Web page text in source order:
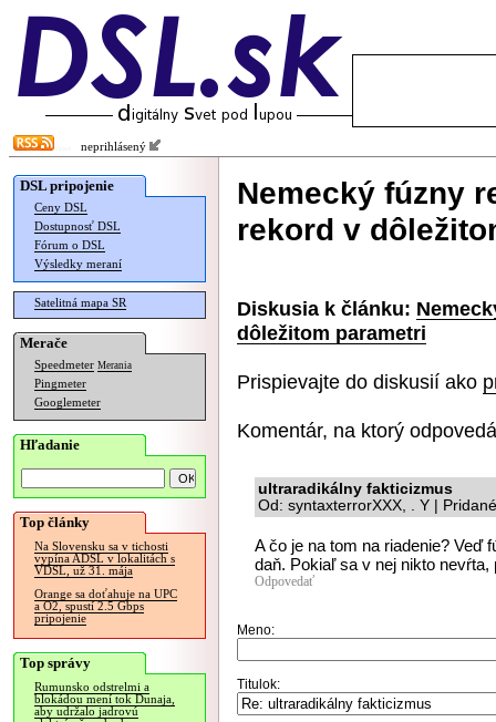
neprihlásený
DSL pripojenie
Ceny DSL
Dostupnosť DSL
Fórum o DSL
Výsledky meraní
Satelitná mapa SR
Merače
Speedmeter Merania
Pingmeter
Googlemeter
Hľadanie
Top články
Na Slovensku sa v tichosti
vypína ADSL v lokalitách s
VDSL, už 31. mája
Orange sa doťahuje na UPC
a O2, spustí 2.5 Gbps
pripojenie
Top správy
Rumunsko odstrelmi a
blokádou mení tok Dunaja,
aby udržalo jadrovú
Nemecký fúzny
rekord v
Diskusia k článku:
dôležitom parametri
Prispievajte do diskusií ako
Komentár, na ktorý
ultraradikálny fakticizmus
Od: syntaxterrorXXX, . Y |
A čo je na tom na riadenie? Veď
daň. Pokiaľ sa v nej nikto
Odpovedať
Meno:
Titulok: